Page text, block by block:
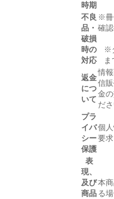
時期
不良
品・
破損
時の
対応
※冊
確
※
ま
返金
につ
いて
情
信
金
だ
プラ
イバ
シー
保護
個
要
表
現、
及び
商品
本
る